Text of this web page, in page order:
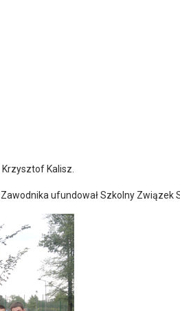
Kalisz.
ufundował Szkolny Związek